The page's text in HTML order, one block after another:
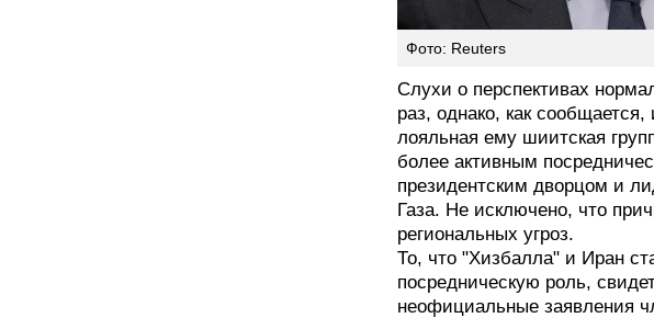
Фото: Reuters
Слухи о перспективах
раз, однако, как
лояльная ему шиитская
более активным
президентским дворцом и
Газа. Не исключено, что
региональных угроз.
То, что "Хизбалла" и Иран
посредническую роль,
неофициальные заявления